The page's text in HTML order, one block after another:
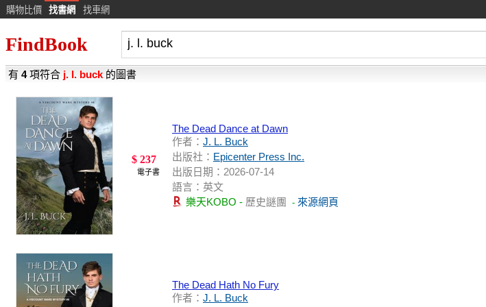
購物比價 找書網 找車網
FindBook
有 4項符合 j. l. buck 的圖書
$ 237
電子書
The Dead Dance at Dawn
作者： J. L. Buck
出版社： Epicenter Press Inc.
出版日期：2026-07-14
語言：英文
樂天KOBO - 歷史謎團 - 來源網頁
The Dead Hath No Fury
作者： J. L. Buck